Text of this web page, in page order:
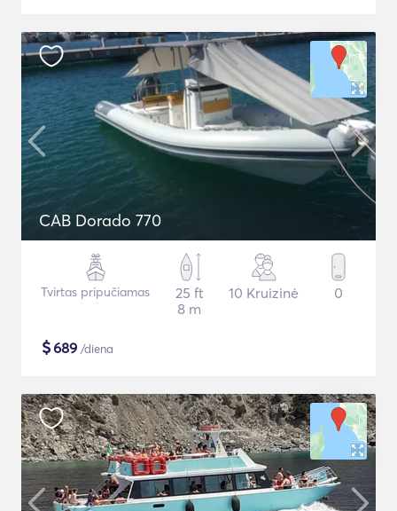
CAB Dorado 770
Tvirtas pripučiamas
25 ft
8 m
10 Kruizinė 0
$689 /diena